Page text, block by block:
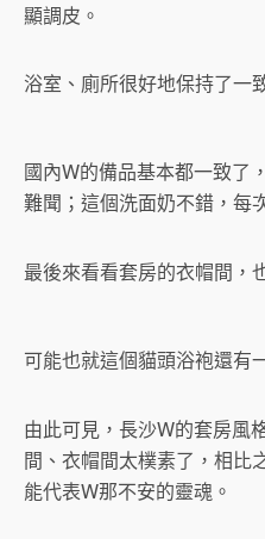
顯調皮。
浴室、廁所很好地保持了一
國內W的備品基本都一致了
難聞；這個洗面奶不錯，每
最後來看看套房的衣帽間，
可能也就這個貓頭浴袍還有
由此可見，長沙W的套房風
間、衣帽間太樸素了，相比
能代表W那不安的靈魂。